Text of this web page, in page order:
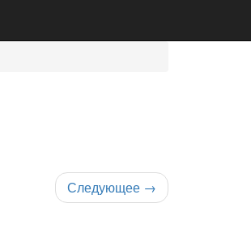
Следующее →